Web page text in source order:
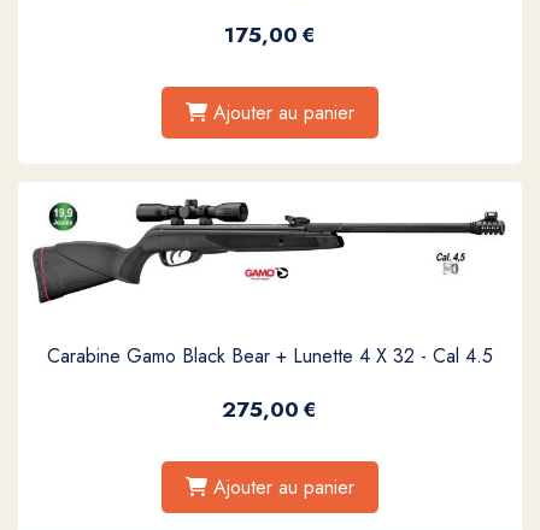
175,00€
Ajouter au panier
Carabine Gamo Black Bear + Lunette 4 X 32 - Cal 4.5
275,00€
Ajouter au panier